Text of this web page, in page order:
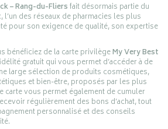
– Rang-du-Fliersfait désormais partie du
, l’un des réseaux de pharmacies les plus
pour son exigence de qualité, son expertise
bénéficiez de la carte privilègeMy Very Best
gratuit qui vous permet d’accéder à de
large sélection de produits cosmétiques,
et bien-être, proposés par les plus
carte vous permet également de cumuler
régulièrement des bons d’achat, tout
personnalisé et des conseils